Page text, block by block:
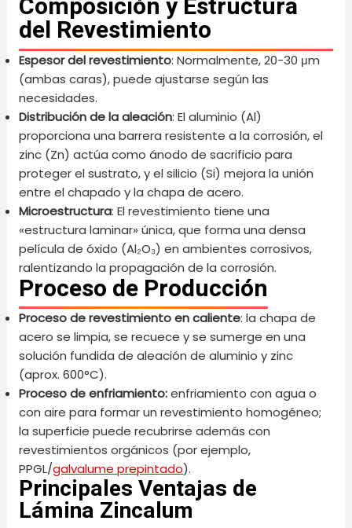
Composición y Estructura
del Revestimiento
Espesor del revestimiento: Normalmente, 20-30 μm
(ambas caras), puede ajustarse según las
necesidades.
Distribución de la aleación: El aluminio (Al)
proporciona una barrera resistente a la corrosión, el
zinc (Zn) actúa como ánodo de sacrificio para
proteger el sustrato, y el silicio (Si) mejora la unión
entre el chapado y la chapa de acero.
Microestructura: El revestimiento tiene una
«estructura laminar» única, que forma una densa
película de óxido (Al₂O₃) en ambientes corrosivos,
ralentizando la propagación de la corrosión.
Proceso de Producción
Proceso de revestimiento en caliente: la chapa de
acero se limpia, se recuece y se sumerge en una
solución fundida de aleación de aluminio y zinc
(aprox. 600°C).
Proceso de enfriamiento:enfriamiento con agua o
con aire para formar un revestimiento homogéneo;
la superficie puede recubrirse además con
revestimientos orgánicos (por ejemplo,
PPGL/galvalume prepintado).
Principales Ventajas de
Lámina Zincalum